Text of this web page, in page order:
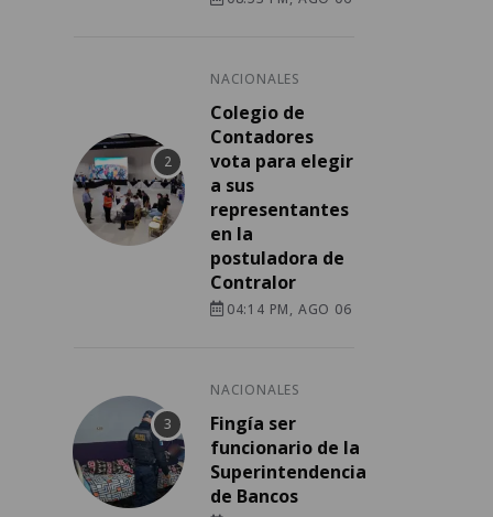
NACIONALES
Colegio de
Contadores
vota para elegir
a sus
representantes
en la
postuladora de
Contralor
04:14 PM, AGO 06
NACIONALES
Fingía ser
funcionario de la
Superintendencia
de Bancos